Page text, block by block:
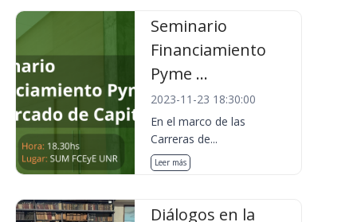
Seminario
Financiamiento
Pyme ...
2023-11-23 18:30:00
En el marco de las
Carreras de...
Leer más
Diálogos en la